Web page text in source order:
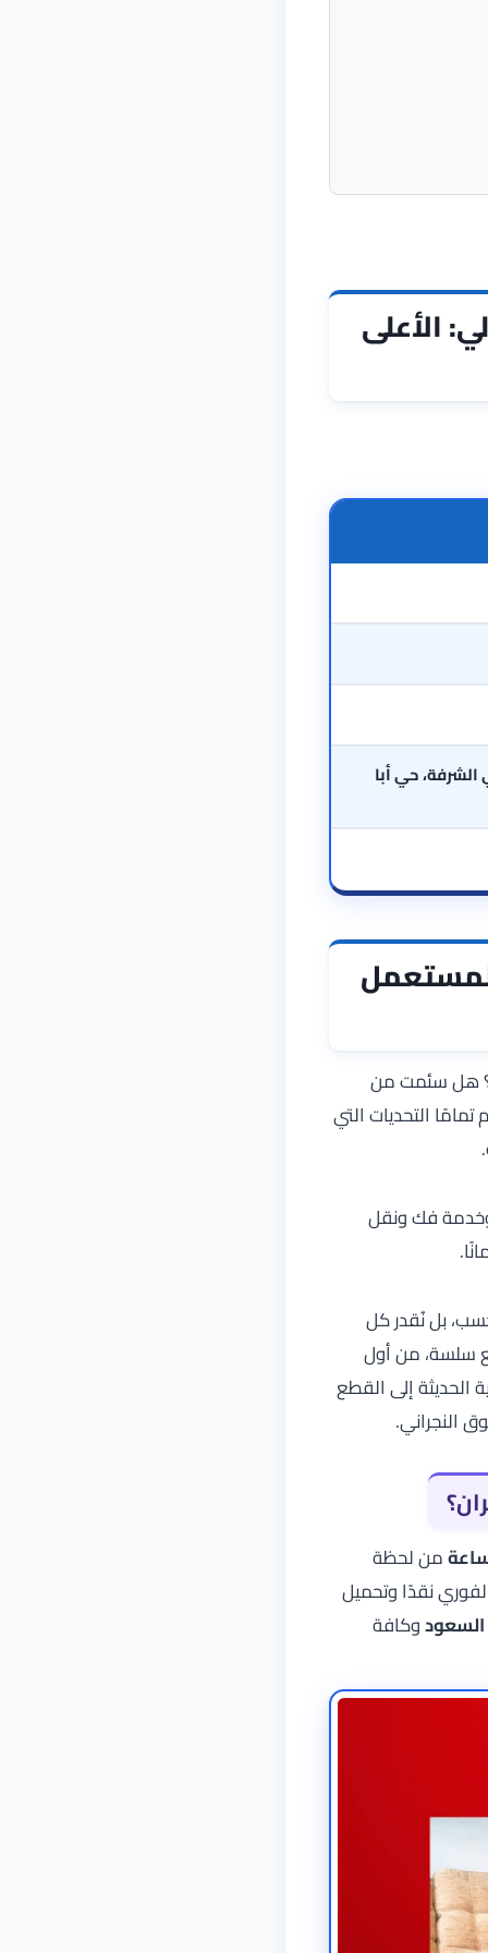
الأعلى
حي أبا
هل سئمت من
التحديات التي
.
فك ونقل
بل نُقدر كل
سلسة، من أول
الحديثة إلى القطع
النجراني.
من لحظة
نقدًا وتحميل
وكافة